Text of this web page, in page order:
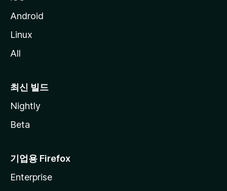
Android
Linux
All
최신 빌드
Nightly
Beta
기업용 Firefox
Enterprise